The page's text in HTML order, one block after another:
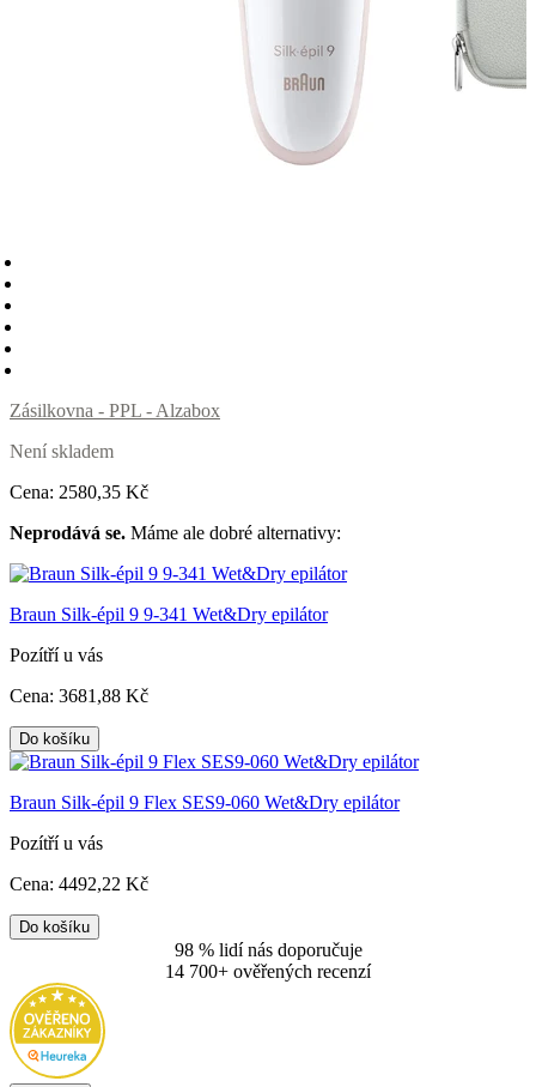
Zásilkovna - PPL - Alzabox
Není skladem
Cena: 2580,35 Kč
Neprodává se. Máme ale dobré alternativy:
Braun Silk-épil 9 9-341 Wet&Dry epilátor
Pozítří u vás
Cena: 3681 ,88 Kč
Do košíku
Braun Silk-épil 9 Flex SES9-060 Wet&Dry epilátor
Pozítří u vás
Cena: 4492,22 Kč
Do košíku
98 % lidí nás doporučuje
14 700+ ověřených recenzí